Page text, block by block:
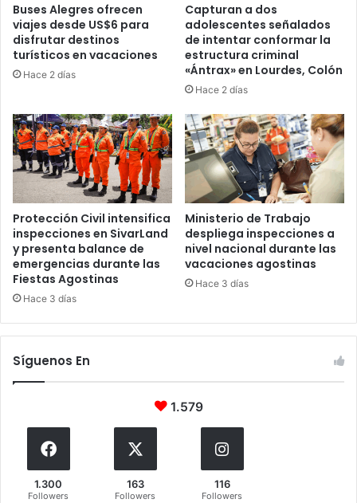
Buses Alegres ofrecen
viajes desde US$6 para
disfrutar destinos
turísticos en vacaciones
Hace 2 días
Capturan a dos
adolescentes señalados
de intentar conformar la
estructura criminal
«Ántrax» en Lourdes, Colón
Hace 2 días
Protección Civil intensifica
inspecciones en SivarLand
y presenta balance de
emergencias durante las
Fiestas Agostinas
Hace 3 días
Ministerio de Trabajo
despliega inspecciones a
nivel nacional durante las
vacaciones agostinas
Hace 3 días
Síguenos En
1.579
1.300
Followers
163
Followers
116
Followers